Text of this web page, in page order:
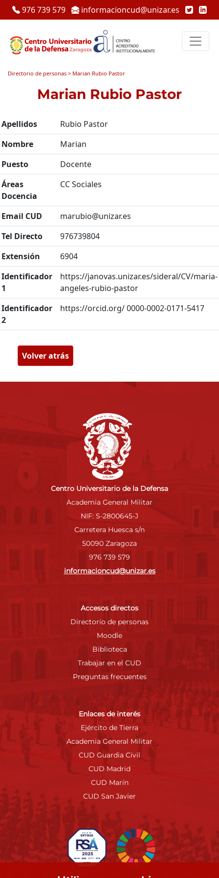
976 739 579 informacioncud@unizar.es
Directorio de personas > Marian Rubio Pastor
Marian Rubio Pastor
Apellidos
Rubio Pastor
Nombre
Marian
Puesto
Docente
Áreas
Docencia
CC Sociales
Email CUD
marubio@unizar.es
Tel Directo
976739804
Extensión
6904
Identificador
1
https://janovas.unizar.es/sideral/CV/maria-
angeles-rubio-pastor
Identificador
2
https://orcid.org/ 0000-0002-0171-5417
Volver atrás
Centro Universitario de la Defensa
Academia General Militar
NIF: S-2800645-J
Carretera Huesca s/n
50090 Zaragoza
976 739 579
informacioncud@unizar.es
Accesos directos
Directorio de personas
Moodle
Biblioteca
Trabajar en el CUD
Preguntas frecuentes
Enlaces de interés
Ejército de Tierra
Academia General Militar
CUD Guardia Civil
CUD Madrid
CUD Marín
CUD San Javier